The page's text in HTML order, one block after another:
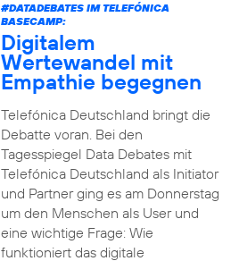
#DATADEBATESIM TELEFÓNICA
BASECAMP:
Digitalem
Wertewandel mit
Empathie begegnen
Telefónica Deutschland bringt die
Debatte voran. Bei den
Tagesspiegel Data Debates mit
Telefónica Deutschland als Initiator
und Partner ging es am Donnerstag
um den Menschen als User und
eine wichtige Frage: Wie
funktioniert das digitale